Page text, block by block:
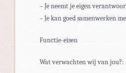
– Je neemt je eigen
– Je kan goed samenwerken
Functie-eisen
Wat verwachten wij van jou?: